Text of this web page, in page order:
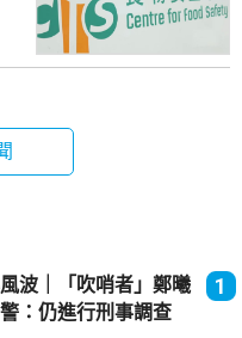
波｜「吹哨者」鄭曦
：仍進行刑事調查
1